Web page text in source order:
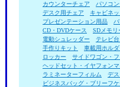
カウンターチェア
パソコ
デスク用チェア
キャビネ
プレゼンテーション用品
CD・DVDケース
SDメモリ
電動シュレッダー
テレビ
手作りキット
車載用ホル
ロッカー
サイドワゴン・
ヘッドセット・イヤフォンマ
ラミネーターフィルム
デ
ビジネスバッグ・ブリーフケ